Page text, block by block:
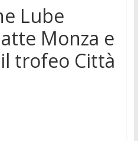
Lube
Monza e
trofeo Città